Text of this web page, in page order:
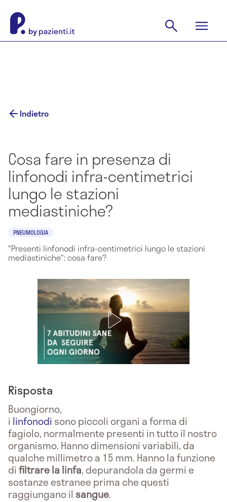
Indietro
Cosa fare in presenza di
linfonodi infra-centimetrici
lungo le stazioni
mediastiniche?
PNEUMOLOGIA
"Presenti linfonodi infra-centimetrici lungo le stazioni
mediastiniche": cosa fare?
Risposta
Buongiorno,
i linfonodi sono piccoli organi a forma di
fagiolo, normalmente presenti in tutto il nostro
organismo. Hanno dimensioni variabili, da
qualche millimetro a 15 mm. Hanno la funzione
difiltrare la linfa, depurandola da germi e
sostanze estranee prima che questi
raggiungano il sangue.